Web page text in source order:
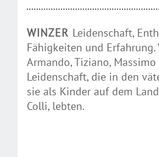
WINZER Leidenschaft,
Fähigkeiten und
Armando, Tiziano,
Leidenschaft, die in den
sie als Kinder auf dem
Colli, lebten.